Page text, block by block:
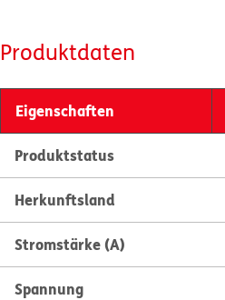
Produktdaten
Eigenschaften
Produktstatus
Herkunftsland
Stromstärke (A)
Spannung